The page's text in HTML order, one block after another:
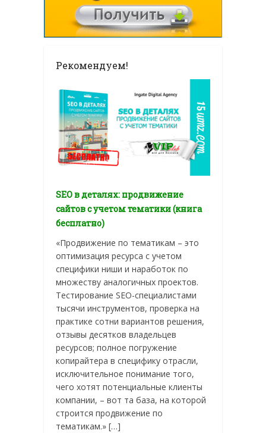
Рекомендуем!
SEO в деталях: продвижение
сайтов с учетом тематики (книга
бесплатно)
«Продвижение по тематикам – это
оптимизация ресурса с учетом
специфики ниши и наработок по
множеству аналогичных проектов.
Тестирование SEO-специалистами
тысячи инструментов, проверка на
практике сотни вариантов решения,
отзывы десятков владельцев
ресурсов; полное погружение
копирайтера в специфику отрасли,
исключительное понимание того,
чего хотят потенциальные клиенты
компании, – вот та база, на которой
строится продвижение по
тематикам.» […]